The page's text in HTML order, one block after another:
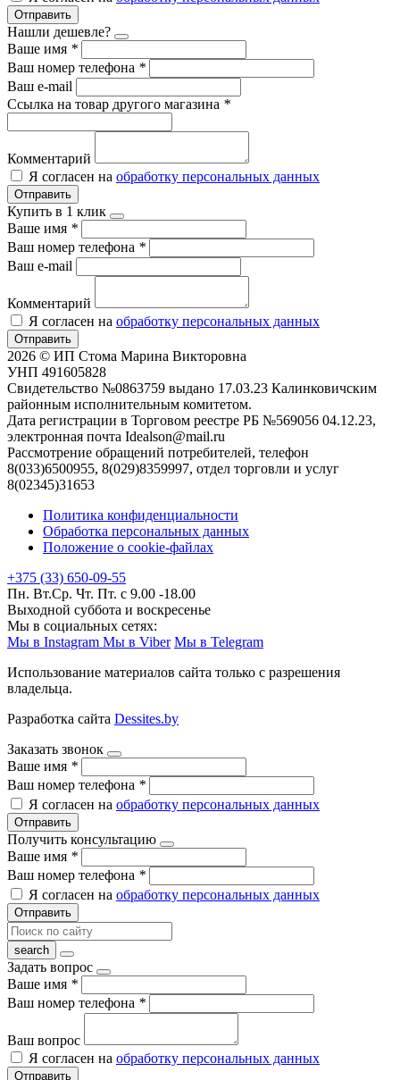
Отправить
Нашли дешевле?
Ваше имя *
Ваш номер телефона *
Ваш e-mail
Ссылка на товар другого магазина *
Комментарий
Я согласен на обработку персональных данных
Отправить
Купить в 1 клик
Ваше имя *
Ваш номер телефона *
Ваш e-mail
Комментарий
Я согласен на обработку персональных данных
Отправить
2026 © ИП Стома Марина Викторовна
УНП 491605828
Свидетельство №0863759 выдано 17.03.23 Калинковичским
районным исполнительным комитетом.
Дата регистрации в Торговом реестре РБ №569056 04.12.23,
электронная почта Idealson@mail.ru
Рассмотрение обращений потребителей, телефон
8(033)6500955, 8(029)8359997, отдел торговли и услуг
8(02345)31653
Политика конфиденциальности
Обработка персональных данных
Положение о cookie-файлах
+375 (33) 650-09-55
Пн. Вт.Ср. Чт. Пт. с 9.00 -18.00
Выходной суббота и воскресенье
Мы в социальных сетях:
Мы в Instagram Мы в Viber Мы в Telegram
Использование материалов сайта только с разрешения
владельца.
Разработка сайта Dessites.by
Заказать звонок
Ваше имя *
Ваш номер телефона *
Я согласен на обработку персональных данных
Отправить
Получить консультацию
Ваше имя *
Ваш номер телефона *
Я согласен на обработку персональных данных
Отправить
Задать вопрос
Ваше имя *
Ваш номер телефона *
Ваш вопрос
Я согласен на обработку персональных данных
Отправить